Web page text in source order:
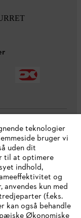
teknologier
bruger vi
uden dit
til at optimere
indhold,
og
kun med
(f.eks.
kan også behandle